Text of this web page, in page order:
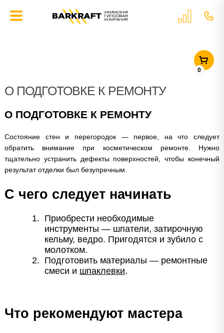
0
ГЛАВНАЯ СТАТЬИ О ПОДГОТОВКЕ К РЕМОНТУ
О ПОДГОТОВКЕ К РЕМОНТУ
О ПОДГОТОВКЕ К РЕМОНТУ
Состояние стен и перегородок — первое, на что следует
обратить внимание при косметическом ремонте. Нужно
тщательно устранить дефекты поверхностей, чтобы конечный
результат отделки был безупречным.
С чего следует начинать
Приобрести необходимые
инструменты — шпатели, затирочную
кельму, ведро. Пригодятся и зубило с
молотком.
Подготовить материалы — ремонтные
смеси и шпаклевки.
Что рекомендуют мастера